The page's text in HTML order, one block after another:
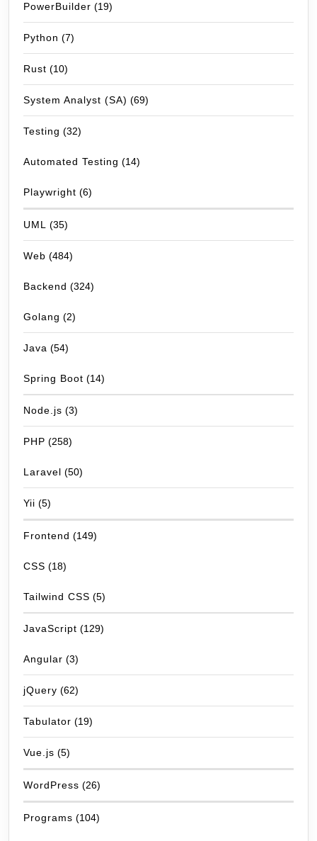
PowerBuilder (19)
Python (7)
Rust (10)
System Analyst (SA) (69)
Testing (32)
Automated Testing (14)
Playwright (6)
UML (35)
Web (484)
Backend (324)
Golang (2)
Java (54)
Spring Boot (14)
Node.js (3)
PHP (258)
Laravel (50)
Yii (5)
Frontend (149)
CSS (18)
Tailwind CSS (5)
JavaScript (129)
Angular (3)
jQuery (62)
Tabulator (19)
Vue.js (5)
WordPress (26)
Programs (104)